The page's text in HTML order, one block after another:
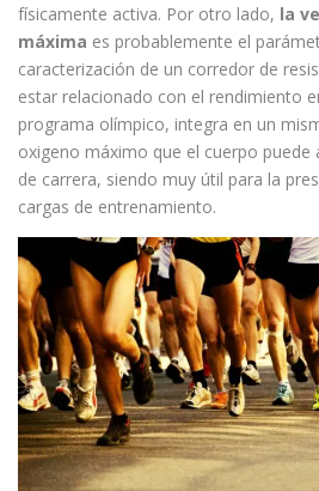
físicamente activa. Por otro lado, la
máxima es probablemente el
caracterización de un corredor de
estar relacionado con el rendimiento
programa olímpico, integra en un
oxigeno máximo que el cuerpo
de carrera, siendo muy útil para la
cargas de entrenamiento.